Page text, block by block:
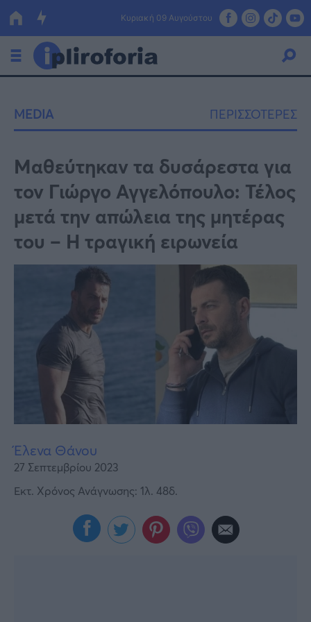
Κυριακή 09 Αυγούστου
Οικονομία
Πολιτική
Τράπεζες
Επιδοτήσεις
Κόσμος
Lifestyle
Αθλητικά
Υγεία
Γυναίκα
Καιρός
MEDIA ΠΕΡΙΣΣΟΤΕΡΕΣ
Μαθεύτηκαν τα δυσάρεστα για
τον Γιώργο Αγγελόπουλο: Τέλος
μετά την απώλεια της μητέρας
του – Η τραγική ειρωνεία
Έλενα Θάνου
27 Σεπτεμβρίου 2023
Εκτ. Χρόνος Ανάγνωσης: 1λ. 48δ.